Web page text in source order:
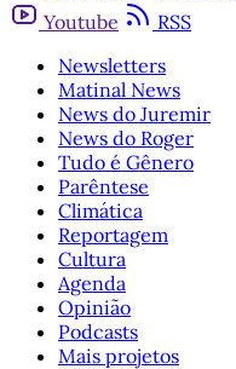
Youtube
RSS
Newsletters
Matinal News
News do Juremir
News do Roger
Tudo é Gênero
Parêntese
Climática
Reportagem
Cultura
Agenda
Opinião
Podcasts
Mais projetos